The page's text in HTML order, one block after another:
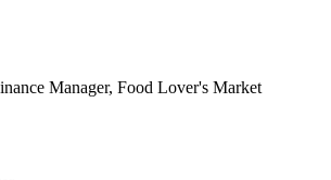
Manager, Food Lover's Market